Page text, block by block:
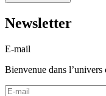
Newsletter
E-mail
Bienvenue dans